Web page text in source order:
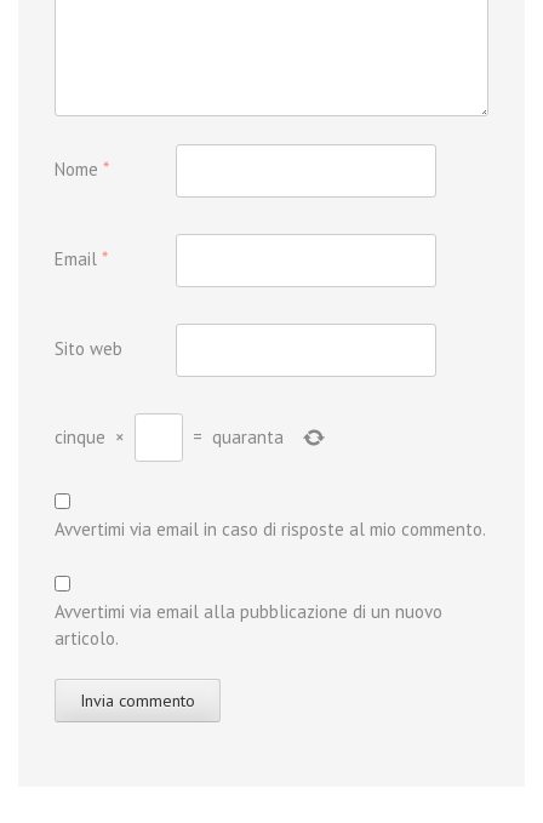
Nome *
Email *
Sito web
cinque × = quaranta
Avvertimi via email in caso di risposte al mio commento.
Avvertimi via email alla pubblicazione di un nuovo
articolo.